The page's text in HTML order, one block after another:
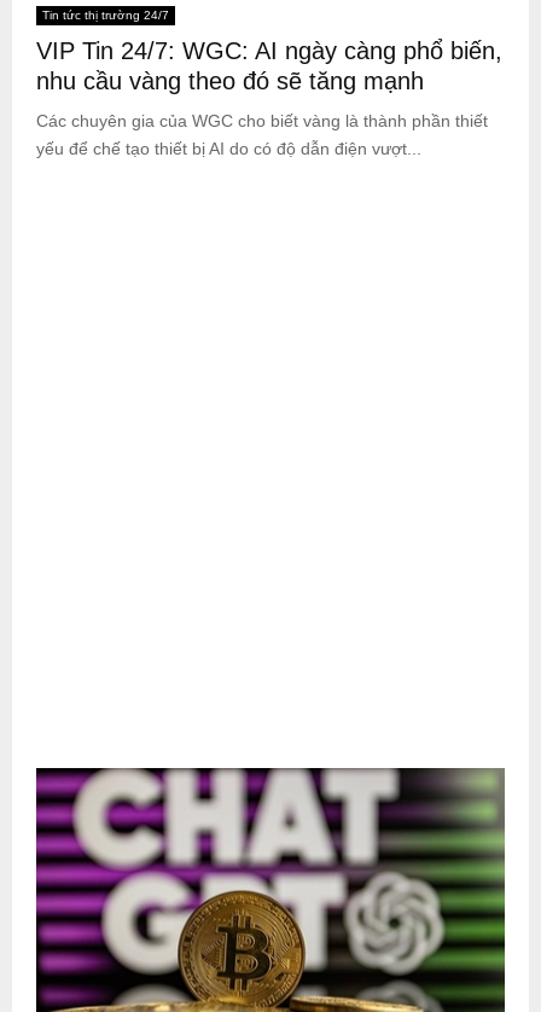
Tin tức thị trường 24/7
VIP Tin 24/7: WGC: AI ngày càng phổ biến,
nhu cầu vàng theo đó sẽ tăng mạnh
Các chuyên gia của WGC cho biết vàng là thành phần thiết
yếu để chế tạo thiết bị AI do có độ dẫn điện vượt...